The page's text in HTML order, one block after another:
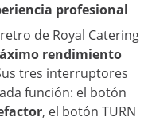
profesional
de Royal Catering
rendimiento
tres interruptores
función: el botón
, el botón TURN